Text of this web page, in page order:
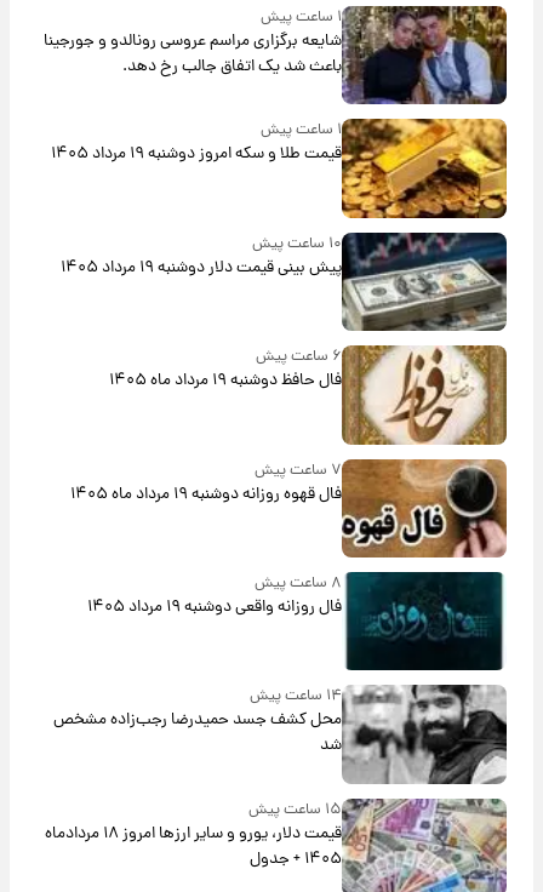
۱ ساعت پیش
شایعه برگزاری مراسم عروسی رونالدو و جورجینا
باعث شد یک اتفاق جالب رخ دهد.
۱ ساعت پیش
قیمت طلا و سکه امروز دوشنبه ۱۹ مرداد ۱۴۰۵
۱۰ ساعت پیش
پیش‌ بینی قیمت دلار دوشنبه ۱۹ مرداد ۱۴۰۵
۶ ساعت پیش
فال حافظ دوشنبه ۱۹ مرداد ماه ۱۴۰۵
۷ ساعت پیش
فال قهوه روزانه دوشنبه ۱۹ مرداد ماه ۱۴۰۵
فال روزانه واقعی دوشنبه ۱۹ مرداد ۱۴۰۵
۱۴ ساعت پیش
محل کشف جسد حمیدرضا رجب‌زاده مشخص
شد
۱۵ ساعت پیش
قیمت دلار، یورو و سایر ارزها امروز ۱۸ مردادماه
۱۴۰۵ + جدول